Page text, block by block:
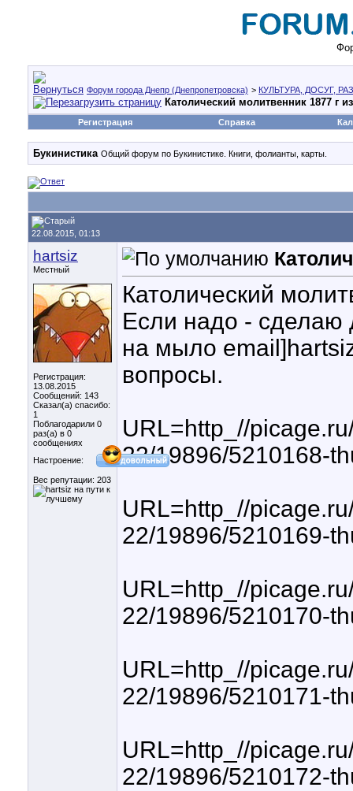
Форум города Днепр (Днепропетровска) > КУЛЬТУРА, ДОСУГ,
Католический молитвенник 1877 г
Регистрация Справка
Букинистика Общий форум по Букинистике. Книги, фолианты, карты.
22.08.2015, 01:13
hartsiz
Местный
Регистрация:
13.08.2015
Сообщений: 143
Сказал(а) спасибо:
1
Поблагодарили 0
раз(а) в 0
сообщениях
Настроение:
Вес репутации: 203
Католический
Если надо - сделаю
на мыло
вопросы.
URL=http_//
22/19896/5210168-
URL=http_//
22/19896/5210169-
URL=http_//
22/19896/5210170-
URL=http_//
22/19896/5210171-
URL=http_//
22/19896/5210172-